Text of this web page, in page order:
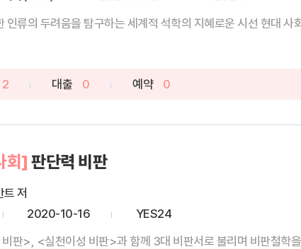
타인에 대한 인류의
2 대출 0 예약 0
회] 판단력 비판
트 저
2020-10-16
YES24
판>, <실천이성 비판>과 함께 3대 비판서로 불리며 비판철학